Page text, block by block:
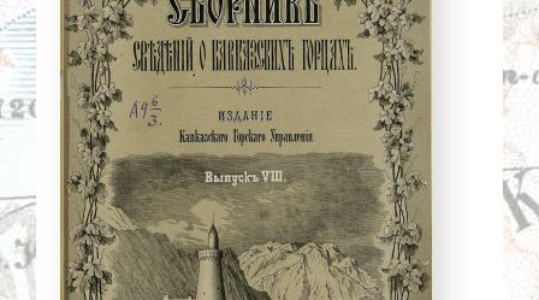
Партнеры